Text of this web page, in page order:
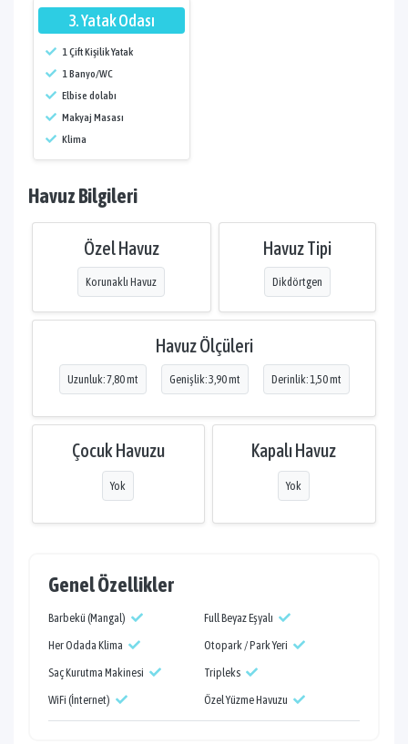
3. Yatak Odası
1 Çift Kişilik Yatak
1 Banyo/WC
Elbise dolabı
Makyaj Masası
Klima
Havuz Bilgileri
Özel Havuz
Korunaklı Havuz
Havuz Tipi
Dikdörtgen
Havuz Ölçüleri
Uzunluk: 7,80 mt Genişlik: 3,90 mt Derinlik: 1,50 mt
Çocuk Havuzu
Yok
Kapalı Havuz
Yok
Genel Özellikler
Barbekü (Mangal)
Full Beyaz Eşyalı
Her Odada Klima
Otopark / Park Yeri
Saç Kurutma Makinesi
Tripleks
WiFi (İnternet)
Özel Yüzme Havuzu